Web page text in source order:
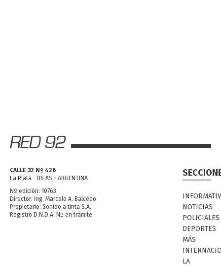
CALLE 32 Nº 426
La Plata - BS AS - ARGENTINA
Nº edición: 10763
Director: Ing. Marcelo A. Balcedo
Propietario: Sonido a tinta S.A.
Registro D.N.D.A. Nº en trámite
NOTICIAS
POLICIALES
DEPORTES
MÁS
LA